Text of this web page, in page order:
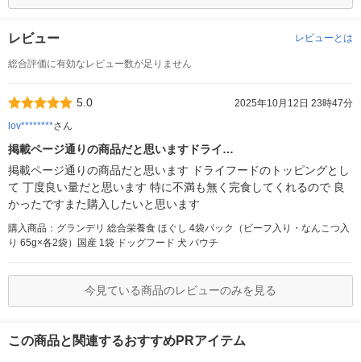
レビュー レビューとは
総合評価に有効なレビュー数が足りません
5.0
2025年10月12日 23時47分
lov********さん
掲載ページ通りの商品だと思いますドライ…
掲載ページ通りの商品だと思います ドライフードのトッピングとし
て 丁度良い量だと思います 特に不満も無く完食してくれるので 良
かったですまた購入したいと思います
購入商品：グランデリ 総合栄養食 ほぐし 4袋パック（ビーフ入り・なんこつ入
り 65g×各2袋）国産 1袋 ドッグフード 犬 パウチ
今見ている商品のレビューのみを見る
この商品と関連するおすすめPRアイテム